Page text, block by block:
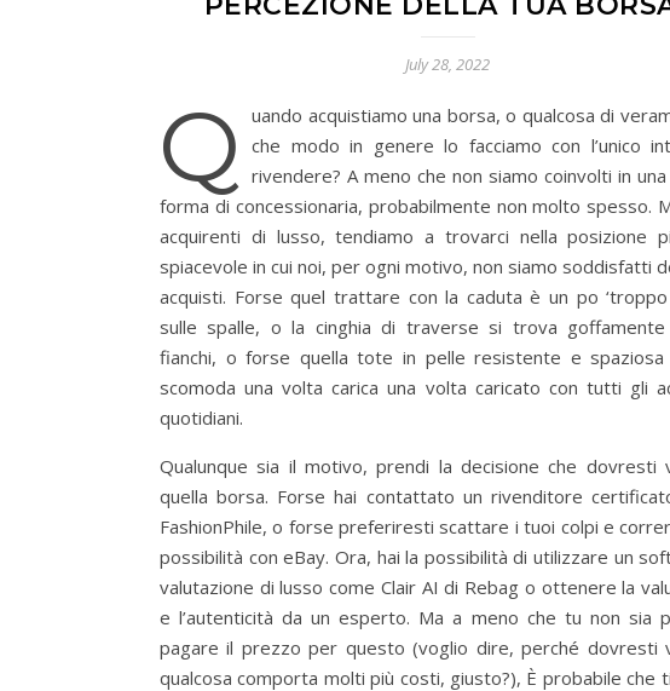
July 28, 2022
Q
uando acquistiamo una borsa, o qualcosa di
che modo in genere lo facciamo con l’unico
rivendere? A meno che non siamo coinvolti in una
forma di concessionaria, probabilmente non molto spesso.
acquirenti di lusso, tendiamo a trovarci nella posizione
spiacevole in cui noi, per ogni motivo, non siamo soddisfatti
acquisti. Forse quel trattare con la caduta è un po
sulle spalle, o la cinghia di traverse si trova
fianchi, o forse quella tote in pelle resistente e spaziosa
scomoda una volta carica una volta caricato con tutti gli
quotidiani.
Qualunque sia il motivo, prendi la decisione che dovresti
quella borsa. Forse hai contattato un rivenditore
FashionPhile, o forse preferiresti scattare i tuoi colpi e
possibilità con eBay. Ora, hai la possibilità di utilizzare un
valutazione di lusso come Clair AI di Rebag o ottenere la
e l’autenticità da un esperto. Ma a meno che tu non sia
pagare il prezzo per questo (voglio dire, perché dovresti
qualcosa comporta molti più costi, giusto?), È probabile che